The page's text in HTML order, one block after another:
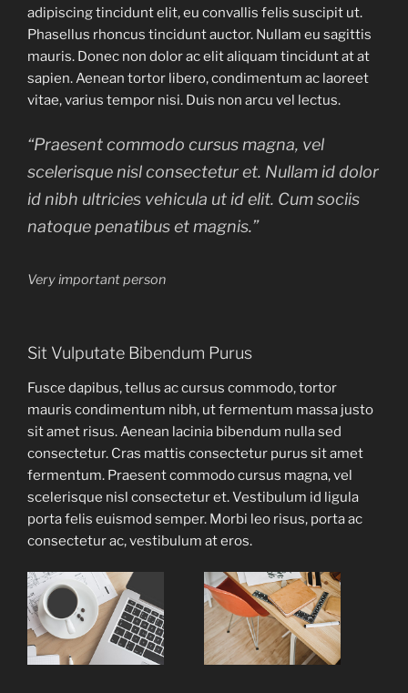
adipiscing tincidunt elit, eu convallis felis suscipit ut.
Phasellus rhoncus tincidunt auctor. Nullam eu sagittis
mauris. Donec non dolor ac elit aliquam tincidunt at at
sapien. Aenean tortor libero, condimentum ac laoreet
vitae, varius tempor nisi. Duis non arcu vel lectus.
“Praesent commodo cursus magna, vel
scelerisque nisl consectetur et. Nullam id dolor
id nibh ultricies vehicula ut id elit. Cum sociis
natoque penatibus et magnis.”
Very important person
Sit Vulputate Bibendum Purus
Fusce dapibus, tellus ac cursus commodo, tortor
mauris condimentum nibh, ut fermentum massa justo
sit amet risus. Aenean lacinia bibendum nulla sed
consectetur. Cras mattis consectetur purus sit amet
fermentum. Praesent commodo cursus magna, vel
scelerisque nisl consectetur et. Vestibulum id ligula
porta felis euismod semper. Morbi leo risus, porta ac
consectetur ac, vestibulum at eros.